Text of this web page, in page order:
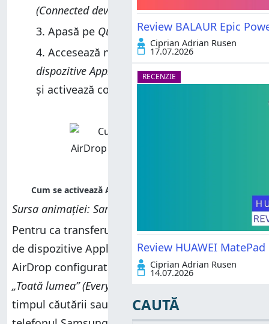
(Connected devices)
Apasă pe Quick Share.
Accesează noua opțiunePartajare cu
dispozitive Apple
(Share with Apple devices)
și activează comutatorul.
Sursa animației: Samsung
Pentru ca transferul să funcționeze, utilizatorii
de dispozitive Apple trebuie să aibă funcția
AirDrop configurată să funcționeze pentru
„Toată lumea” (Everyone)
timpul căutării sau al transferului de fișiere,
Review BALAUR Epic
Ciprian Adrian Rusen
17.07.2026
RECENZIE
Review HUAWEI
Ciprian Adrian Rusen
14.07.2026
CAUTĂ